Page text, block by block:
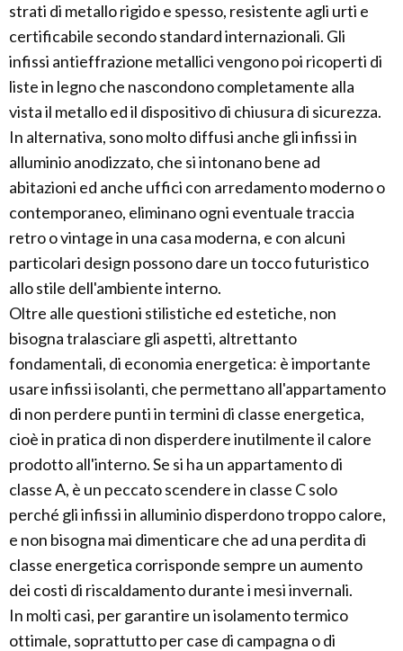
strati di metallo rigido e spesso, resistente agli urti e
certificabile secondo standard internazionali. Gli
infissi antieffrazione metallici vengono poi ricoperti di
liste in legno che nascondono completamente alla
vista il metallo ed il dispositivo di chiusura di sicurezza.
In alternativa, sono molto diffusi anche gli infissi in
alluminio anodizzato, che si intonano bene ad
abitazioni ed anche uffici con arredamento moderno o
contemporaneo, eliminano ogni eventuale traccia
retro o vintage in una casa moderna, e con alcuni
particolari design possono dare un tocco futuristico
allo stile dell'ambiente interno.
Oltre alle questioni stilistiche ed estetiche, non
bisogna tralasciare gli aspetti, altrettanto
fondamentali, di economia energetica: è importante
usare infissi isolanti, che permettano all'appartamento
di non perdere punti in termini di classe energetica,
cioè in pratica di non disperdere inutilmente il calore
prodotto all'interno. Se si ha un appartamento di
classe A, è un peccato scendere in classe C solo
perché gli infissi in alluminio disperdono troppo calore,
e non bisogna mai dimenticare che ad una perdita di
classe energetica corrisponde sempre un aumento
dei costi di riscaldamento durante i mesi invernali.
In molti casi, per garantire un isolamento termico
ottimale, soprattutto per case di campagna o di